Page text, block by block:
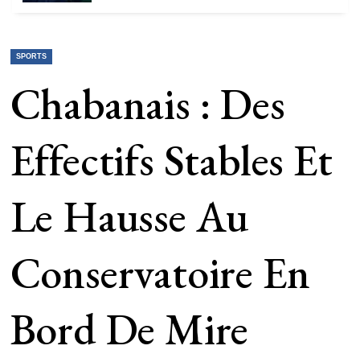
SPORTS
Chabanais : Des
Effectifs Stables Et
Le Hausse Au
Conservatoire En
Bord De Mire